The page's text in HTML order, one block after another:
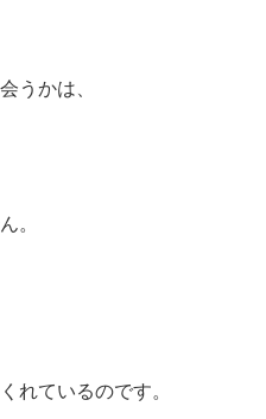
うかは、
。
れているのです。